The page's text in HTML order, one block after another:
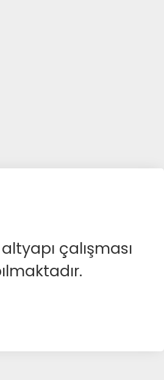
çalışması